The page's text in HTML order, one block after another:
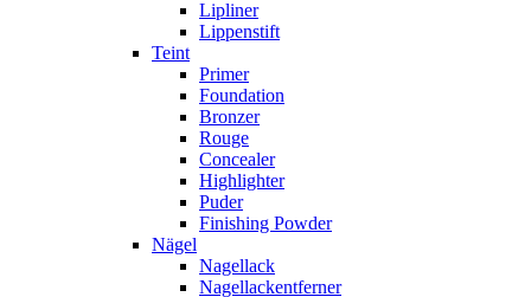
Lipliner
Lippenstift
Teint
Primer
Foundation
Bronzer
Rouge
Concealer
Highlighter
Puder
Finishing Powder
Nägel
Nagellack
Nagellackentferner